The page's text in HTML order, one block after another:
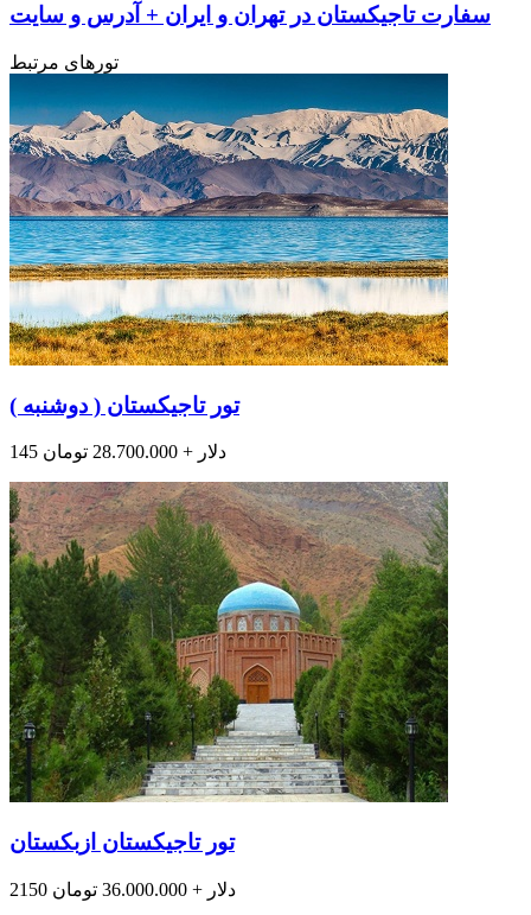
سفارت تاجیکستان در تهران و ایران + آدرس و سایت
تورهای مرتبط
تور تاجیکستان ( دوشنبه )
145 دلار + 28.700.000 تومان
تور تاجیکستان ازبکستان
2150 دلار + 36.000.000 تومان